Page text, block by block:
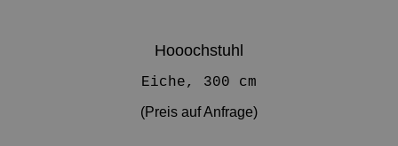
Hooochstuhl
Eiche, 300 cm
(Preis auf Anfrage)